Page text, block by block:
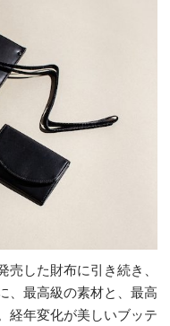
した財布に引き続き、
、最高級の素材と、最高
経年変化が美しいブッテ